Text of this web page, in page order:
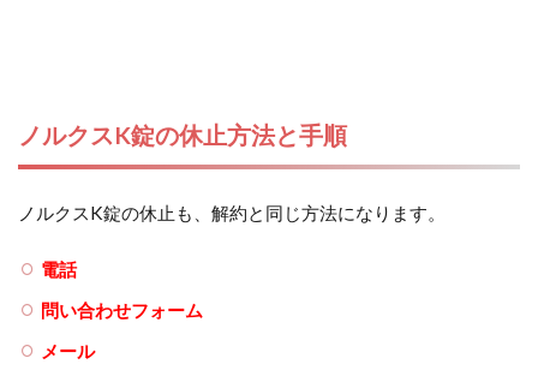
ノルクスK錠の休止方法と手順
ノルクスK錠の休止も、解約と同じ方法になります。
電話
問い合わせフォーム
メール